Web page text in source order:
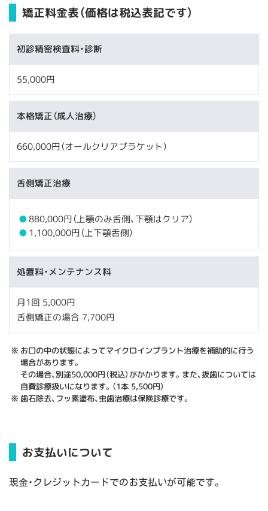
矯正料金表（価格は税込表記です）
初診精密検査料・診断
55,000円
本格矯正（成人治療）
660,000円（オールクリアブラケット）
舌側矯正治療
880,000円（上顎のみ舌側、下顎はクリア）
1,100,000円（上下顎舌側）
処置料・メンテナンス料
月1回 5,000円
舌側矯正の場合 7,700円
お口の中の状態によってマイクロインプラント治療を補助的に行う
場合があります。
その場合、別途50,000円（税込）がかかります。また、抜歯については
自費診療扱いになります。（1本 5,500円）
歯石除去、フッ素塗布、虫歯治療は保険診療です。
お支払いについて
現金・クレジットカードでのお支払いが可能です。